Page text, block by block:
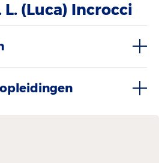
L. (Luca) Incrocci